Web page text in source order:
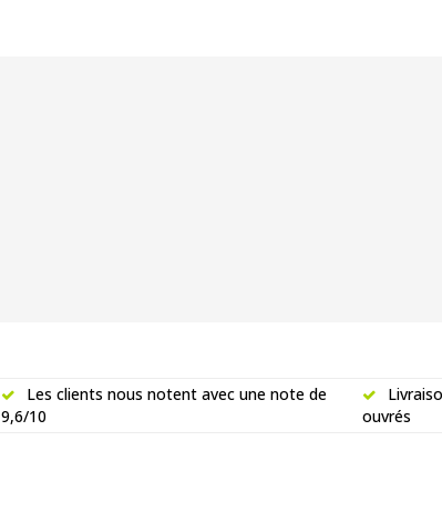
Les clients nous notent avec une note de
9,6/10
ouvrés